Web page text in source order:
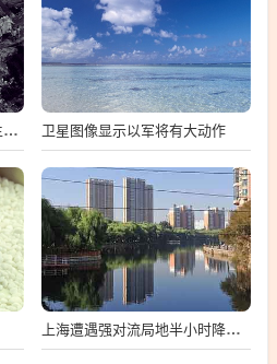
女子怀疑57年前被抱错 寻亲生父母 卫星图像显示以军将有大动作
上海遭遇强对流局地半小时降温13℃